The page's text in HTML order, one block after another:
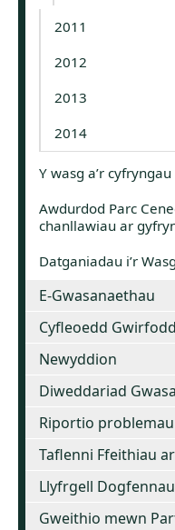
2011
2012
2013
2014
Y wasg a’r cyfryngau
Awdurdod Parc
chanllawiau ar
Datganiadau i’r Wasg
E-Gwasanaethau
Cyfleoedd
Newyddion
Diweddariad
Riportio problemau
Taflenni Ffeithiau
Llyfrgell Dogfennau
Gweithio mewn